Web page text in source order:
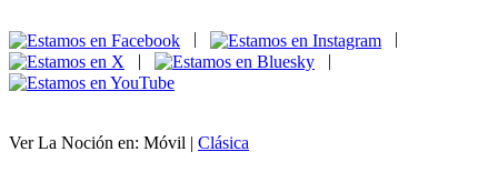
|
|
|
|
Ver La Noción en: Móvil | Clásica